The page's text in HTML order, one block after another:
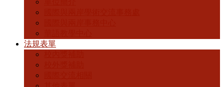
法規表單